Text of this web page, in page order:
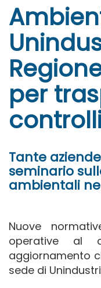
per
Tante
seminario
ambientali
Nuove
operative al
aggiornamento
sede di